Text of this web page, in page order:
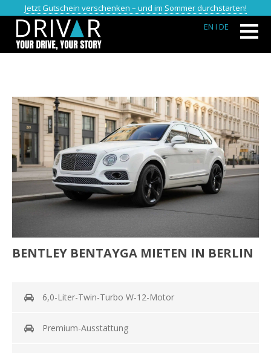
Jetzt Gutschein verschenken – und im Sommer durchstarten!
EN I DE
BENTLEY BENTAYGA MIETEN IN BERLIN
6,0-Liter-Twin-Turbo W-12-Motor
Premium-Ausstattung